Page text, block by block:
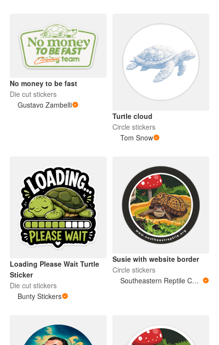
No money to be fast
Die cut stickers
Gustavo Zambelli
Turtle cloud
Circle stickers
Tom Snow
Loading Please Wait Turtle
Sticker
Die cut stickers
Bunty Stickers
Susie with website border
Circle stickers
Southeastern Reptile Conservation (SERC)